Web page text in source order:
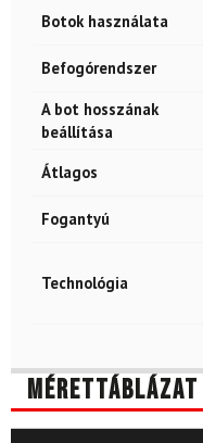
Botok használata
Befogórendszer
A bot hosszának
beállítása
Átlagos
Fogantyú
Technológia
Mérettáblázat